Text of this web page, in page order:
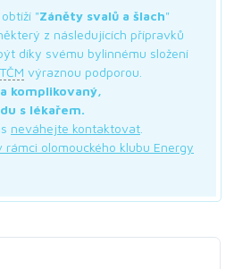
"Záněty svalů a šlach"
z následujících přípravků
díky svému bylinnému složení
TČM výraznou podporou.
komplikovaný,
s lékařem.
neváhejte kontaktovat
rámci olomouckého klubu Energy